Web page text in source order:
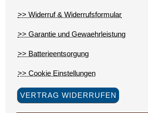
>> Widerruf & Widerrufsformular
>> Garantie und Gewaehrleistung
>> Batterieentsorgung
>> Cookie Einstellungen
VERTRAG WIDERRUFEN